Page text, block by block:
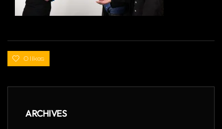
0 likes
ARCHIVES